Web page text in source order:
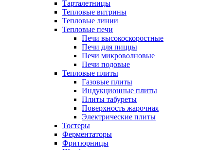
Тарталетницы
Тепловые витрины
Тепловые линии
Тепловые печи
Печи высокоскоростные
Печи для пиццы
Печи микроволновые
Печи подовые
Тепловые плиты
Газовые плиты
Индукционные плиты
Плиты табуреты
Поверхность жарочная
Электрические плиты
Тостеры
Ферментаторы
Фритюрницы